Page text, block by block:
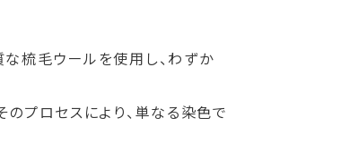
梳毛ウールを使用し、わずか
プロセスにより、単なる染色で